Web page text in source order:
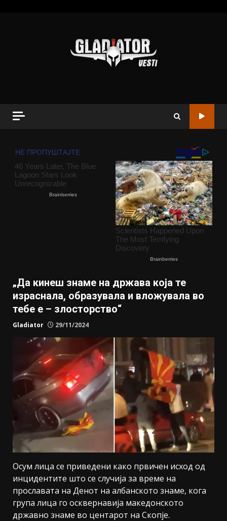
„Да кинеш знаме на држава која те
израснала, образувала и вложувала во
тебе е – злосторство“
Gladiator 29/11/2024
Осум лица се приведени како првичен исход од
инцидентите што се случија за време на
прославата на Денот на албанското знаме, кога
група лица го осквернавија македонското
државно знаме во центарот на Скопје.